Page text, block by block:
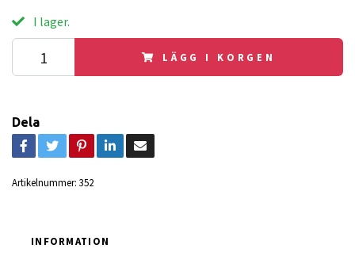
I lager.
LÄGG I KORGEN
Dela
Artikelnummer: 352
INFORMATION